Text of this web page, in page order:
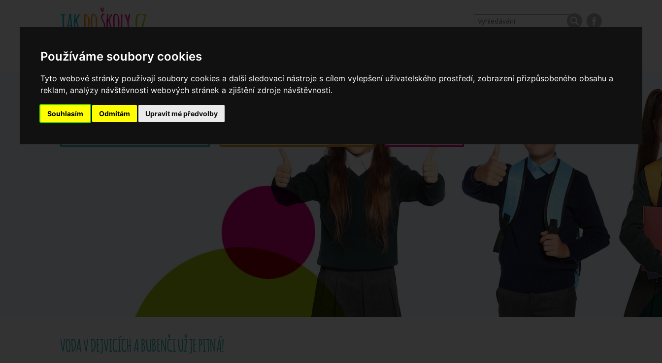
Používáme soubory cookies
Tyto webové stránky používají soubory cookies a další sledovací nástroje s cílem vylepšení uživatelského prostředí, zobrazení přizpůsobeného obsahu a
reklam, analýzy návštěvnosti webových stránek a zjištění zdroje návštěvnosti.
Souhlasím Odmítám Upravit mé předvolby
Když potřebujete pomoci
Ročenka
cookies
Zápisy do ZŠ 2026/27 Výroční zprávy
VODA V DEJVICÍCH A BUBENČI UŽ JE PITNÁ!